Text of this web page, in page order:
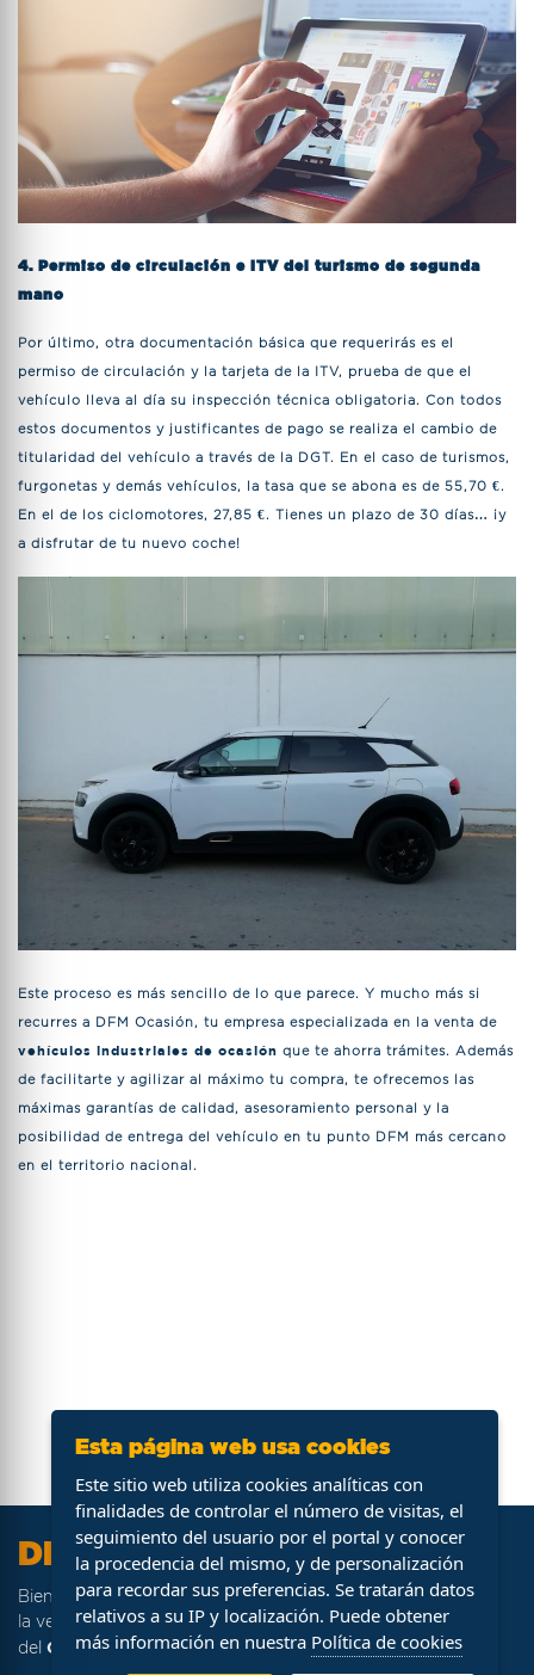
4. Permiso de circulación e ITV del turismo de segunda
mano
Por último, otra documentación básica que requerirás es el
permiso de circulación y la tarjeta de la ITV, prueba de que el
vehículo lleva al día su inspección técnica obligatoria. Con todos
estos documentos y justificantes de pago se realiza el cambio de
titularidad del vehículo a través de la DGT. En el caso de turismos,
furgonetas y demás vehículos, la tasa que se abona es de 55,70 €.
En el de los ciclomotores, 27,85 €. Tienes un plazo de 30 días… ¡y
a disfrutar de tu nuevo coche!
Este proceso es más sencillo de lo que parece. Y mucho más si
recurres a DFM Ocasión, tu empresa especializada en la venta de
vehículos industriales de ocasión que te ahorra trámites. Además
de facilitarte y agilizar al máximo tu compra, te ofrecemos las
máximas garantías de calidad, asesoramiento personal y la
posibilidad de entrega del vehículo en tu punto DFM más cercano
en el territorio nacional.
DFM Ocasión
Bienvenido aDFM Ocasión, portal web especializado en
la venta de stock de vehículos procedentes de la flota
del Grupo DFM.
Esta página web usa cookies
Este sitio web utiliza cookies analíticas con
finalidades de controlar el número de visitas, el
seguimiento del usuario por el portal y conocer
la procedencia del mismo, y de personalización
para recordar sus preferencias. Se tratarán datos
relativos a su IP y localización. Puede obtener
más información en nuestra Política de cookies